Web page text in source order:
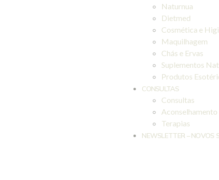
Naturnua
Dietmed
Cosmética e
Maquilhagem
Chás e Ervas
Suplementos
Produtos
CONSULTAS
Consultas
Terapias
NEWSLETTER – NOVOS